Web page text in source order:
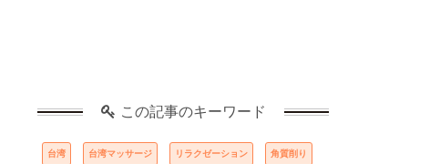
この記事のキーワード
台湾 台湾マッサージ リラクゼーション 角質削り